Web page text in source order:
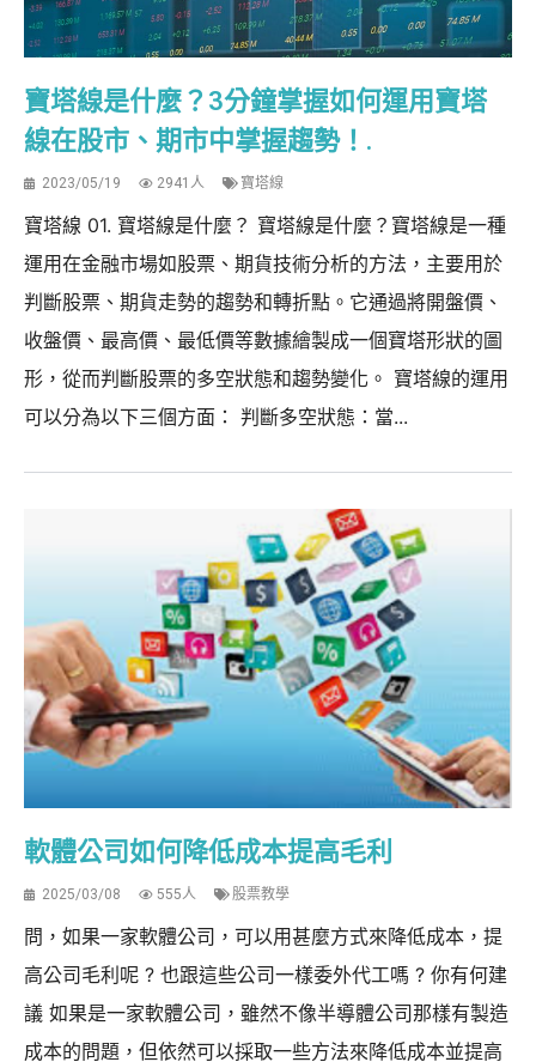
寶塔線是什麼？3分鐘掌握如何運用寶塔
線在股市、期市中掌握趨勢！.
2023/05/19 2941人 寶塔線
寶塔線 01. 寶塔線是什麼？ 寶塔線是什麼？寶塔線是一種
運用在金融市場如股票、期貨技術分析的方法，主要用於
判斷股票、期貨走勢的趨勢和轉折點。它通過將開盤價、
收盤價、最高價、最低價等數據繪製成一個寶塔形狀的圖
形，從而判斷股票的多空狀態和趨勢變化。 寶塔線的運用
可以分為以下三個方面： 判斷多空狀態：當...
軟體公司如何降低成本提高毛利
2025/03/08 555人 股票教學
問，如果一家軟體公司，可以用甚麼方式來降低成本，提
高公司毛利呢 ? 也跟這些公司一樣委外代工嗎 ? 你有何建
議 如果是一家軟體公司，雖然不像半導體公司那樣有製造
成本的問題，但依然可以採取一些方法來降低成本並提高